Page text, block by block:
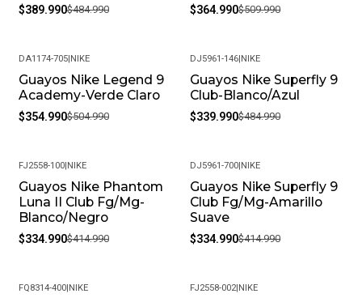
$389.990$484.990 $364.990$509.990
-30%
DA1174-705|NIKE
Guayos Nike Legend 9
Academy-Verde Claro
$354.990$504.990
-30%
DJ5961-146|NIKE
Guayos Nike Superfly 9
Club-Blanco/Azul
$339.990$484.990
-19%
FJ2558-100|NIKE
Guayos Nike Phantom
Luna II Club Fg/Mg-
Blanco/Negro
$334.990$414.990
-19%
DJ5961-700|NIKE
Guayos Nike Superfly 9
Club Fg/Mg-Amarillo
Suave
$334.990$414.990
FQ8314-400|NIKE FJ2558-002|NIKE